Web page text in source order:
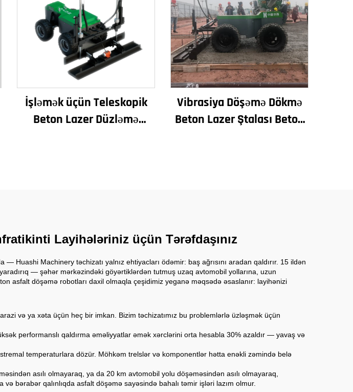
İşləmək üçün Teleskopik
Beton Lazer Düzləmə
Vibrasiya Döşəmə Dökmə
Beton Lazer Ştalası Beton
Layihələriniz üçün Tərəfdaşınız
Huashi Machinery təchizatı yalnız ehtiyacları ödəmir: baş ağrısını aradan qaldırır. 15 ildən
— şəhər mərkəzindəki göyərtiklərdən tutmuş uzaq avtomobil yollarına, uzun
asfalt döşəmə robotları daxil olmaqla çeşidimiz yeganə məqsədə əsaslanır: layihənizi
və ya xəta üçün heç bir imkan. Bizim təchizatımız bu problemlərlə üzləşmək üçün
performanslı qaldırma əməliyyatlar əmək xərclərini orta hesabla 30% azaldır — yavaş və
temperaturlara dözür. Möhkəm trelslər və komponentlər hətta enəkli zəmində belə
asılı olmayaraq, ya da 20 km avtomobil yolu döşəməsindən asılı olmayaraq,
bərabər qalınlıqda asfalt döşəmə sayəsində bahalı təmir işləri lazım olmur.